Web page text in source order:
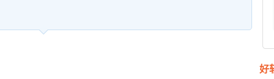
好